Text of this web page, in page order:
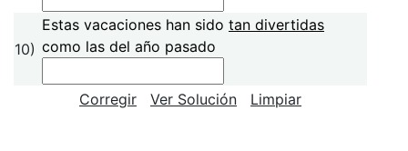
10)
Estas vacaciones han sido tan divertidas
como las del año pasado
Corregir Ver Solución Limpiar